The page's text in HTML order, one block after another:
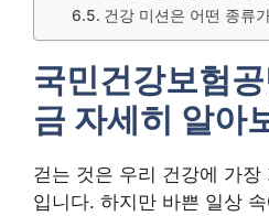
건강 미션은 어떤 종류
국민건강보험
금 자세히 알아
걷는 것은 우리 건강에 가
입니다. 하지만 바쁜 일상